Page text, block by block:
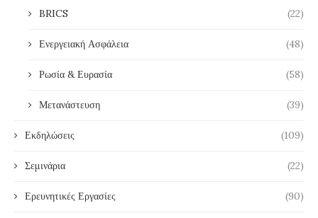
BRICS (22)
Ενεργειακή Ασφάλεια (48)
Ρωσία & Ευρασία (58)
Μετανάστευση (39)
Εκδηλώσεις (109)
Σεμινάρια (22)
Ερευνητικές Εργασίες (90)